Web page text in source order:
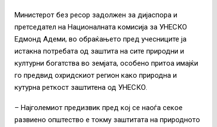
Министерот без ресор задолжен за дијаспора и
претседател на Националната комисија за УНЕСКО
Едмонд Адеми, во обраќањето пред учесниците ја
истакна потребата од заштита на сите природни и
културни богатства во земјата, особено притоа имајќи
го предвид охридскиот регион како природна и
кутурна реткост заштитена од УНЕСКО.
– Најголемиот предизвик пред кој се наоѓа секое
развиено општество е токму заштитата на природното